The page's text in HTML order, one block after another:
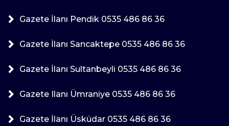
Gazete İlanı Pendik 0535 486 86 36
Gazete İlanı Sancaktepe 0535 486 86 36
Gazete İlanı Sultanbeyli 0535 486 86 36
Gazete Ilanı Ümraniye 0535 486 86 36
Gazete İlanı Üsküdar 0535 486 86 36